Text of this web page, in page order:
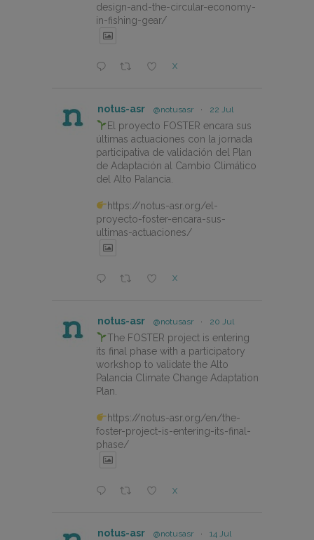
design-and-the-circular-economy-
in-fishing-gear/
X
notus-asr @notusasr · 22 Jul
El proyecto FOSTER encara sus
últimas actuaciones con la jornada
participativa de validación del Plan
de Adaptación al Cambio Climático
del Alto Palancia.
https://notus-asr.org/el-
proyecto-foster-encara-sus-
ultimas-actuaciones/
X
notus-asr @notusasr · 20 Jul
The FOSTER project is entering
its final phase with a participatory
workshop to validate the Alto
Palancia Climate Change Adaptation
Plan.
https://notus-asr.org/en/the-
foster-project-is-entering-its-final-
phase/
X
notus-asr @notusasr · 14 Jul